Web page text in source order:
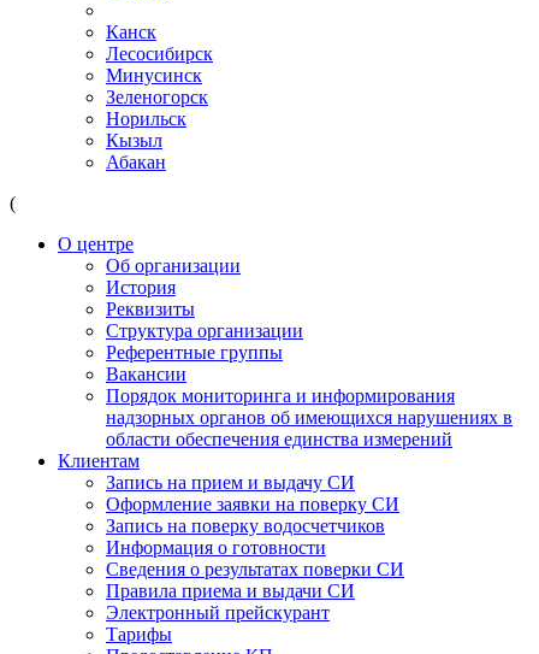
Канск
Лесосибирск
Минусинск
Зеленогорск
Норильск
Кызыл
Абакан
(
О центре
Об организации
История
Реквизиты
Структура организации
Референтные группы
Вакансии
Порядок мониторинга и информирования
надзорных органов об имеющихся нарушениях в
области обеспечения единства измерений
Клиентам
Запись на прием и выдачу СИ
Оформление заявки на поверку СИ
Запись на поверку водосчетчиков
Информация о готовности
Сведения о результатах поверки СИ
Правила приема и выдачи СИ
Электронный прейскурант
Тарифы